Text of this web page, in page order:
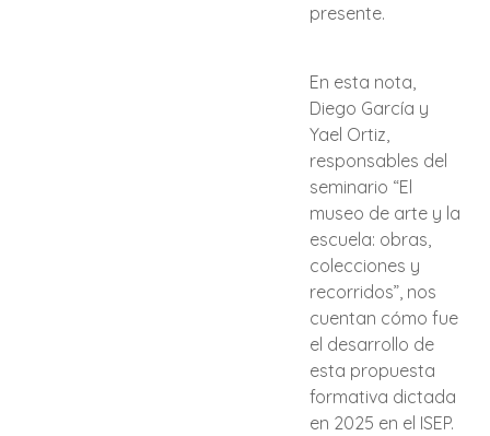
presente.
En esta nota,
Diego García y
Yael Ortiz,
responsables del
seminario “El
museo de arte y la
escuela: obras,
colecciones y
recorridos”, nos
cuentan cómo fue
el desarrollo de
esta propuesta
formativa dictada
en 2025 en el ISEP.